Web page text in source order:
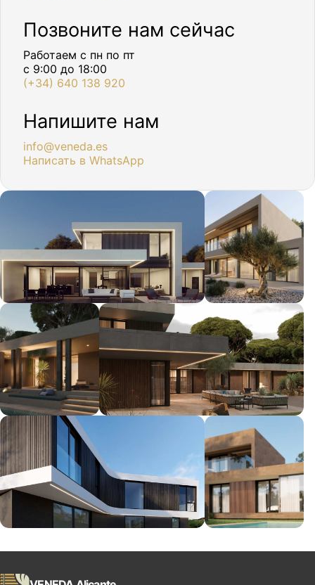
Позвоните нам сейчас
Работаем с пн по пт
с 9:00 до 18:00
(+34) 640 138 920
Напишите нам
info@veneda.es
Написать в WhatsApp